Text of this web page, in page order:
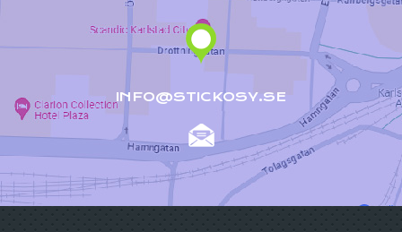
INFO@STICKOSY.SE